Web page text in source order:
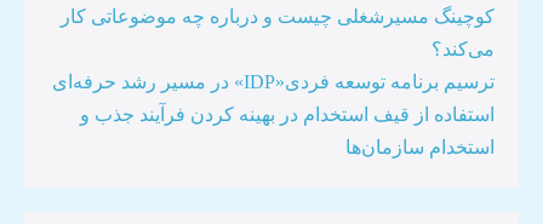
کوچینگ مسیرشغلی چیست و درباره چه موضوعاتی کار
می‌کند؟
ترسیم برنامه توسعه فردی«IDP» در مسیر رشد حرفه‌ای
استفاده از قیف استخدام در بهینه کردن فرآیند جذب و
استخدام سازمان‌ها​